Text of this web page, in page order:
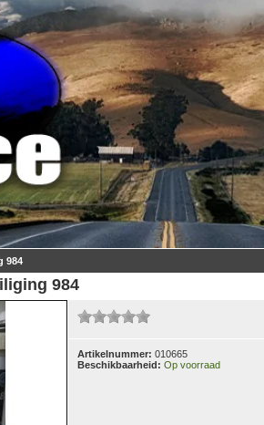
984
984
Artikelnummer: 010665
Beschikbaarheid: Op voorraad